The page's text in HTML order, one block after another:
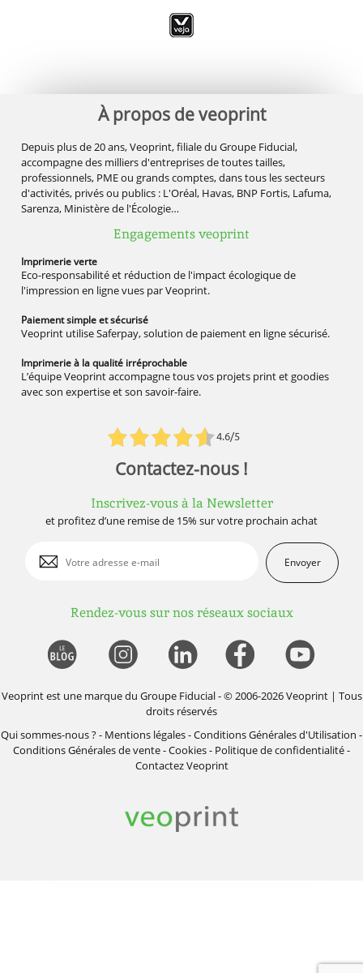
À propos de veoprint
Depuis plus de 20 ans, Veoprint, filiale du Groupe Fiducial,
accompagne des milliers d'entreprises de toutes tailles,
professionnels, PME ou grands comptes, dans tous les secteurs
d'activités, privés ou publics : L'Oréal, Havas, BNP Fortis, Lafuma,
Sarenza, Ministère de l'Écologie…
Engagements veoprint
4.6/5
Imprimerieverte
Eco-responsabilité et réduction de l'impact écologique de
l'impression en ligne vues par Veoprint.
Paiement simpleet sécurisé
Veoprint utilise Saferpay, solution de paiement en ligne sécurisé.
Imprimerie à la qualité irréprochable
L’équipe Veoprint accompagne tous vos projets print et goodies
avec son expertise et son savoir-faire.
Contactez-nous !
Inscrivez-vous à la Newsletter
et profitez d’une remise de 15% sur votre prochain achat
Envoyer
Rendez-vous sur nos réseaux sociaux
Veoprint est une marque du Groupe Fiducial- © 2006-2026 Veoprint | Tous
droits réservés
Qui sommes-nous ?- Mentions légales-Conditions Générales d'Utilisation -
Conditions Générales de vente-Cookies- Politique de confidentialité-
Contactez Veoprint